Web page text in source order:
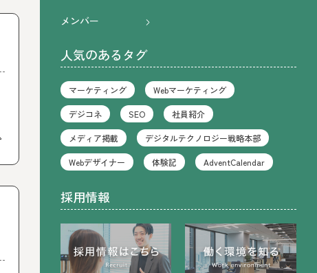
メンバー
人気のあるタグ
マーケティング Webマーケティング
デジコネ SEO 社員紹介
メディア掲載 デジタルテクノロジー戦略本部
Webデザイナー 体験記 AdventCalendar
採用情報